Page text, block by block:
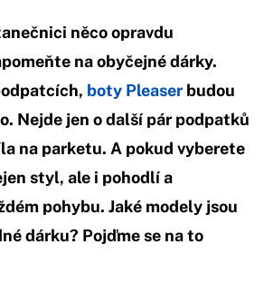
něco opravdu
na obyčejné dárky.
boty Pleaser budou
Nejde jen o další pár podpatků
na parketu. A pokud vyberete
styl, ale i pohodlí a
pohybu. Jaké modely jsou
dárku? Pojďme se na to